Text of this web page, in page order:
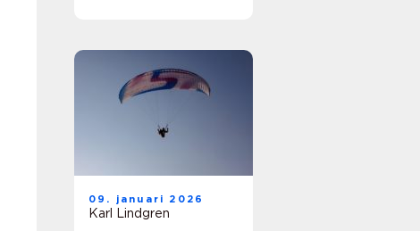
09. januari 2026
Karl Lindgren